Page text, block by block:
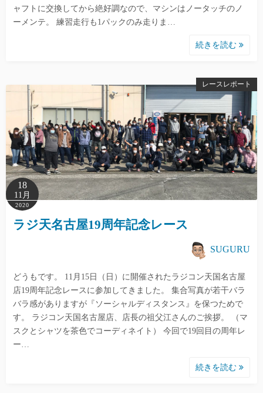
ャフトに交換してから絶好調なので、マシンはノータッチのノ
ーメンテ。 練習走行も1パックのみ走りま…
続きを読む
レースレポート
18
11月
2020
ラジ天名古屋19周年記念レース
SUGURU
どうもです。 11月15日（日）に開催されたラジコン天国名古屋
店19周年記念レースに参加してきました。 集合写真が若干バラ
バラ感がありますが『ソーシャルディスタンス』を保つためで
す。 ラジコン天国名古屋店、店長の祖父江さんのご挨拶。 （マ
スクとシャツを茶色でコーディネイト） 今回で19回目の周年レ
ー…
続きを読む